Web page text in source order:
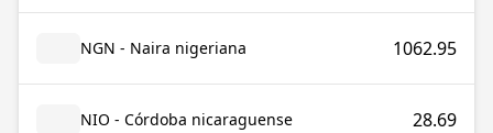
NGN - Naira nigeriana 1062.95
NIO - Córdoba nicaraguense 28.69